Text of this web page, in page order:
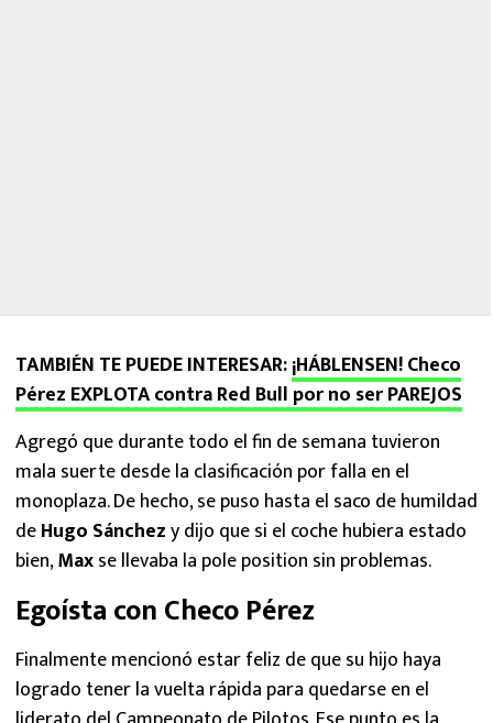
TAMBIÉN TE PUEDE INTERESAR:¡HÁBLENSEN! Checo
Pérez EXPLOTA contra Red Bull por no ser PAREJOS
Agregó que durante todo el fin de semana tuvieron
mala suerte desde la clasificación por falla en el
monoplaza. De hecho, se puso hasta el saco de humildad
deHugo Sánchezy dijo que si el coche hubiera estado
bien,Maxse llevaba la pole position sin problemas.
Egoísta con Checo Pérez
Finalmente mencionó estar feliz de que su hijo haya
logrado tener la vuelta rápida para quedarse en el